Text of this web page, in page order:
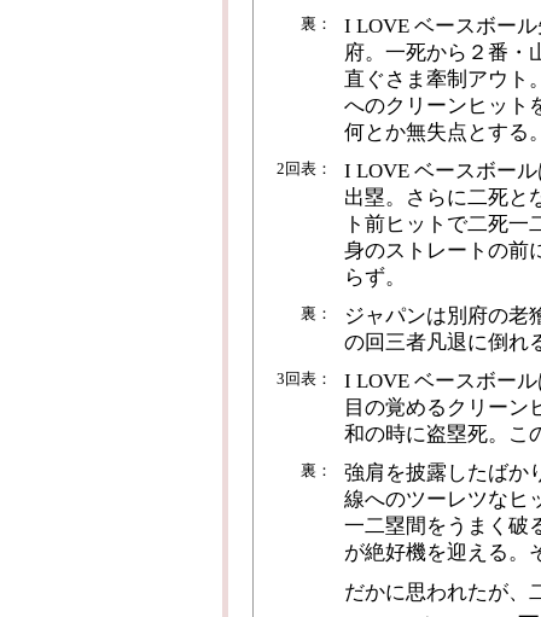
裏：
I LOVE ベースボー
府。一死から２番・
直ぐさま牽制アウト
へのクリーンヒット
何とか無失点とする
2回表：
I LOVE ベースボー
出塁。さらに二死と
ト前ヒットで二死
身のストレートの前
らず。
裏：
ジャパンは別府の老
の回三者凡退に倒れ
3回表：
I LOVE ベースボー
目の覚めるクリーン
和の時に盗塁死。こ
裏：
強肩を披露したばか
線へのツーレツなヒ
一二塁間をうまく破
が絶好機を迎える。
だかに思われたが、